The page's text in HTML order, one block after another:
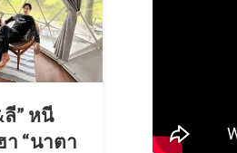
ลี” หนี
า “นาตา